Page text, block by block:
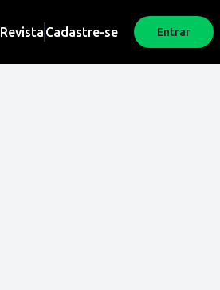
Revista Cadastre-se Entrar